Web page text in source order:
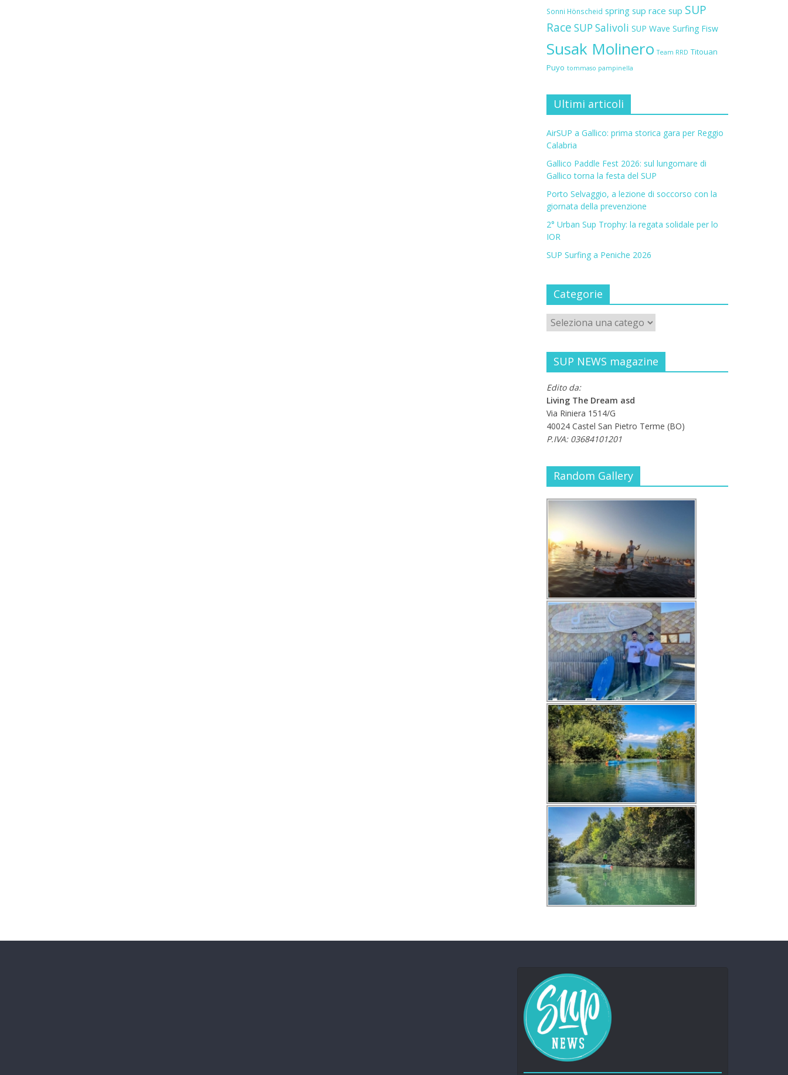
Sonni Hönscheid spring sup race sup SUP
Race SUP Salivoli SUP Wave Surfing Fisw
Susak Molinero Team RRD Titouan
Puyo tommaso pampinella
Ultimi articoli
AirSUP a Gallico: prima storica gara per Reggio
Calabria
Gallico Paddle Fest 2026: sul lungomare di
Gallico torna la festa del SUP
Porto Selvaggio, a lezione di soccorso con la
giornata della prevenzione
2° Urban Sup Trophy: la regata solidale per lo
IOR
SUP Surfing a Peniche 2026
Categorie
SUP NEWS magazine
Edito da:
Living The Dream asd
Via Riniera 1514/G
40024 Castel San Pietro Terme (BO)
P.IVA: 03684101201
Random Gallery